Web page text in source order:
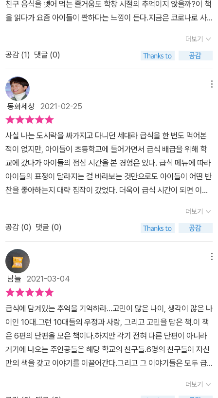
쉬웠다. 아무래도 청소년 문학이다 보니 당연할 것이다. 사랑, 우정,
성적, 미래 등 다양한 내용을 담았기에 아직은 미숙한 청소년들이 읽
기에 좋을 것 같다.- 이 서평은 몽실서평단으로부터 리뷰단 모집에 선
정되어 제공받아 작성하였습니다. -
친구 음식을 뺏어 먹는 즐거움도 학창 시절의 추억이지 않을까?이 책
을 읽다가 요즘 아이들이 짠하다는 느낌이 든다.지금은 코로나로 사
울리지 못하는 안타까운 현실과대한민국의 입시 전쟁으로 그 와중에
도 밤 늦은 시간까지 학원에 묶여 있어야 하니 말이다.추억을 갖지 못
하고 학창 시절을 마무리하는 모습을 보니 짠하기도 하다.오늘의 급
식은 갓 중학교에 입학한 미키, 모모, 미쓰루, 마사토, 기요노, 고즈에
총 여섯 아이들이 겪어 나가는 1년의 학교생활 이야기이다.아버지의
사업 부진 때문에 도쿄에 살다가 외할머니네 집으로 이사를 오게 된
미키는 공립 중학교에 좀처럼 적응하지 못한다.깨끗하고 하얀 식탁
위에 반짝이는 은색 식기, 접시에 담긴 먹음직스러운 음식들....유명
호텔 셰프가 요리사였던 부자 아이들만 다닌다는 세린 중학교를 잊지
못한다.새 학기에는 친구도 사겨야 하고, 말 붙이는 친구와 친하게 지
내겠지만, 공립 학교로 전학 온 미키는마음속으로는 거리를 둔 채 늘
이전의 삶을 그리워한다.그리고 이를 알게 된 친구 고즈에와 다투고
마는데, 친구와 다투면서 느끼는 날것의 감정을 솔직하게 담아내 공
감을 더하고, 젤리를 매개로 한 화해의 순간을 뭉클하게 그려 냈다.나
수 있도록 중간역할을 많이 한 기억이 난다.미키_ 친구랑 이제 그만
화해하고 싶어. : 사과의 마음을 담아! 새콤달콤 젤리모모_ 어린애 같
은 내 모습이 너무 싫어! : 역시 급식이 최고! 달짝지근 마파두부미쓰
루_ 짝사랑하는 친구 누나에게 고백할 거야. : 첫사랑의 설렘! 두근두
근 흑당 크림빵마사토_ 공부도 운동도 아쉬운 나, 이대로 괜찮을까? :
도전하는 즐거움! 영양 만점 마카로니 수프기요노_ 어떻게 하면 친구
를 많이 사귈 수 있을까? : 찐한 초콜릿 맛 용기! 완벽 충전 초코우유
고즈에_ 전학을 가서도 지금 친구들을 잃고 싶지 않아. : 우정의 약속
이 스민 폭신폭신 크레이프개개인의 에피소드를 입체적으로 담아내
음이 한 뼘 자라는 경험을 선사할 수 있도록 또래 친구들 이야기 오늘
더보기
공감 (1) 댓글 (0)
동화세상2021-02-25
사실 나는 도시락을 싸가지고 다니던 세대라 급식을 한 번도 먹어본
적이 없지만, 아이들이 초등학교에 들어가면서 급식 배급을 위해 학
교에 갔다가 아이들의 점심 시간을 본 경험은 있다. 급식 메뉴에 따라
아이들의 표정이 달라지는 걸 바라보는 것만으로도 아이들이 어떤 반
찬을 좋아하는지 대략 짐작이 갔었다. 더욱이 급식 시간이 되면 이미
들의 학교생활에서 급식은 아주 비중을 차지하고 있는 것인지도 모르
겠다. 초등학생이든 중고등학생이든 상관없이 말이다. 라임 《오늘의
급식》은 그들만의 성장 스토리를 급식과 버무리고 있는 신선한 구성
을 가진 청소년 소설이다. 총 6편의 이야기는 미키, 모모, 미쓰루, 마
사토, 기요노, 고즈가 각 편의 주인공이 되어 자신의 고민을 이야기하
고 있는데, 이들은 청소년들의 고민들 즉, 사랑, 우정, 성적, 미래 등에
대해 담아내고 있어 꽤나 현실감이 있다. 첫 번째 이야기 [젤리, 새콤
달콤 차가운 화해의 맛]은 미키의 이야기다. 좋은 사립 초등학교에서
질 좋은 급식을 먹었던 미키는 초등학교를 졸업하고 얼마 지나지 않
아 아빠의 사업 실패로 외할머니 댁에서 지내게 되었다. 친근하게 다
가와 준 고즈에 덕분에 외톨이가 되지 않을 수 있었지만 사립 초등학
교를 다녔다는 사실은 비밀이었다. 취미가 요리일 만큼 먹는 것 아주
좋아하는 고즈에는 남자애들 무리에 섞여서 급식 쟁탈전을 벌이지만
미키에게 여전히 싸구려 학교 급식은 적응하기 힘든 일이었다. 그러
더보기
공감 (0) 댓글 (0)
남늘 2021-03-04
급식에 담겨있는 추억을 기억하라...고민이 많은 나이, 생각이 많은 나
이인 10대.그런 10대들의 우정과 사랑, 그리고 고민을 담은 책.이 책
은 6편의 단편을 모은 책이다.하지만 각기 전혀 다른 단편이 아니라
거기에 나오는 주인공들은 해당 학교의 친구들.6명의 친구들이 자신
만의 색을 갖고 이야기를 이끌어간다.그리고 그 이야기들은 모두 급
못하는 미키, 자신만 어른이 되지 않을 것 같아 불안한 모모, 짝사랑중
더보기